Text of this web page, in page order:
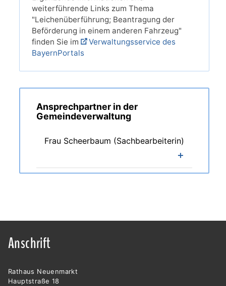
weiterführende Links zum Thema
"Leichenüberführung; Beantragung der
Beförderung in einem anderen Fahrzeug"
finden Sie im
Verwaltungsservice des
BayernPortals
Ansprechpartner in der
Gemeindeverwaltung
Frau Scheerbaum (Sachbearbeiterin)
Anschrift
Rathaus Neuenmarkt
Hauptstraße 18